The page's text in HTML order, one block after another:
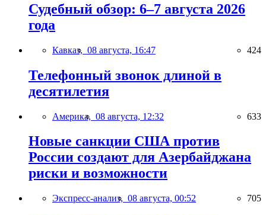
Судебный обзор: 6–7 августа 2026
года
Кавказ, 08 августа, 16:47 424
Телефонный звонок длиной в
десятилетия
Америка, 08 августа, 12:32 633
Новые санкции США против
России создают для Азербайджана
риски и возможности
Экспресс-анализ, 08 августа, 00:52 705